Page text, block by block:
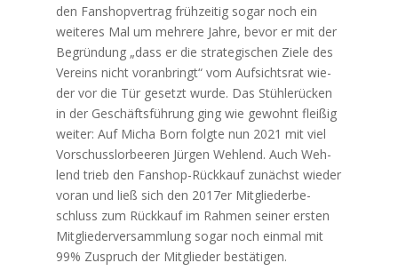
den Fan­shop­ver­trag früh­zei­tig sogar noch ein
wei­te­res Mal um meh­re­re Jah­re, bevor er mit der
Begrün­dung „dass er die stra­te­gi­schen Zie­le des
Ver­eins nicht vor­an­bringt“ vom Auf­sichts­rat wie­
der vor die Tür gesetzt wur­de. Das Stüh­le­rü­cken
in der Geschäfts­füh­rung ging wie gewohnt flei­ßig
wei­ter: Auf Micha Born folg­te nun 2021 mit viel
Vor­schuss­lor­bee­ren Jür­gen Weh­lend. Auch Weh­
lend trieb den Fan­shop-Rück­kauf zunächst wie­der
vor­an und ließ sich den 2017er Mit­glie­der­be­
schluss zum Rück­kauf im Rah­men sei­ner ers­ten
Mit­glie­der­ver­samm­lung sogar noch ein­mal mit
99% Zuspruch der Mit­glie­der bestätigen.